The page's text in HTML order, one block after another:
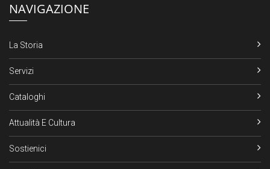
NAVIGAZIONE
La Storia
Servizi
Cataloghi
Attualità E Cultura
Sostienici